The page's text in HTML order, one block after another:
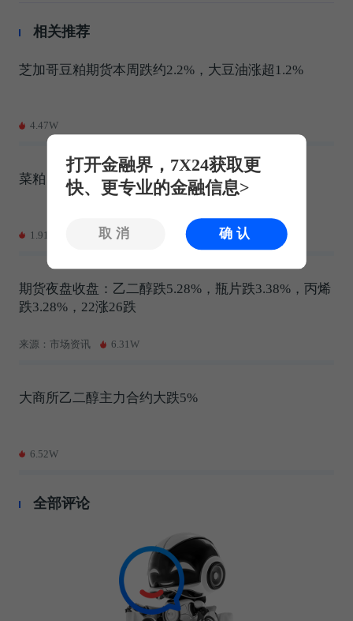
相关推荐
芝加哥豆粕期货本周跌约2.2%，大豆油涨超1.2%
4.47W
菜粕：今日郑州菜粕期货低开后震荡上涨
1.91W
期货夜盘收盘：乙二醇跌5.28%，瓶片跌3.38%，丙烯
跌3.28%，22涨26跌
来源：市场资讯 6.31W
大商所乙二醇主力合约大跌5%
6.52W
全部评论
打开金融界，7X24获取更
快、更专业的金融信息>
取消 确认